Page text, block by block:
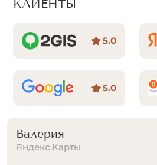
КЛИЕНТЫ
5.0
5.0
Татьяна Хайрутдинова
Яндекс.Карты